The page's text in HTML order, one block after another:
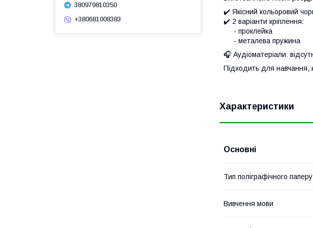
✔️ Якісний кольоровий
✔️ 2 варіанти кріплення:
- проклейка
- металева пружина
🎧 Аудіоматеріали:
Підходить для навчання,
Характеристики
Основні
Тип поліграфічного паперу
Вивчення мови
380979810350
+380681008383